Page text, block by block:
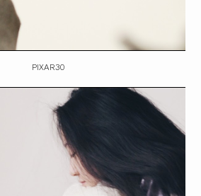
PIXAR30